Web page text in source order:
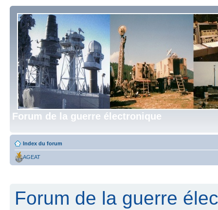
Forum de la guerre électronique
Index du forum
AGEAT
Forum de la guerre